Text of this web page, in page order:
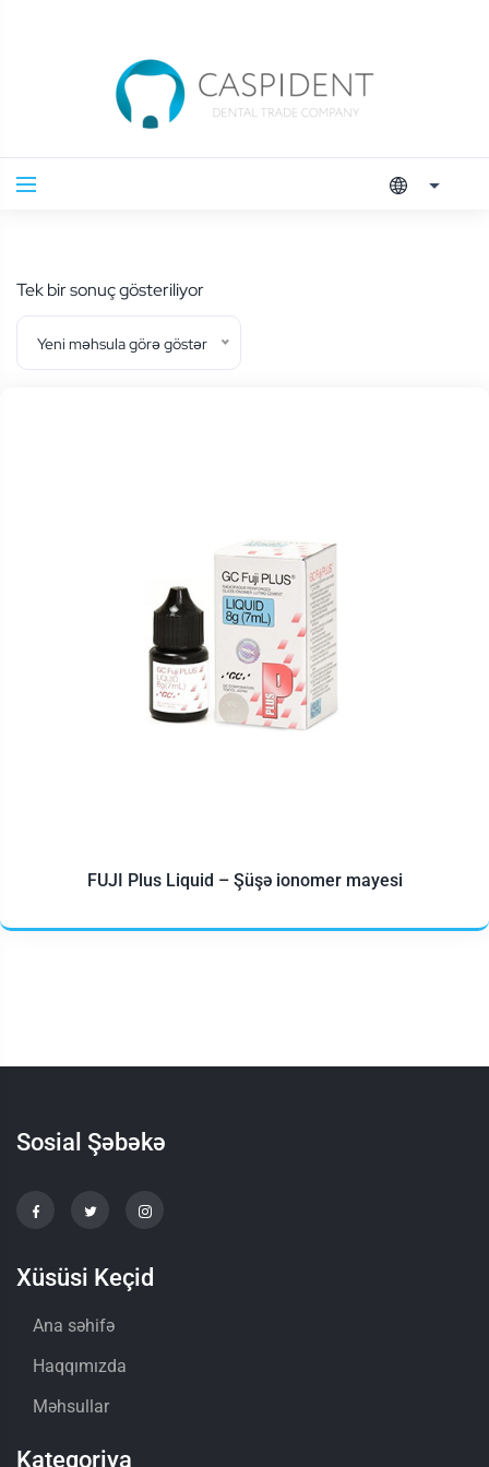
Tek bir sonuç gösteriliyor
Yeni məhsula görə göstər
FUJI Plus Liquid – Şüşə ionomer mayesi
Sosial Şəbəkə
Xüsüsi Keçid
Ana səhifə
Haqqımızda
Məhsullar
Kateqoriya